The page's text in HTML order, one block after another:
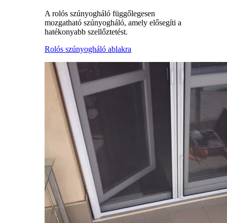
A rolós szúnyogháló függőlegesen
mozgatható szúnyogháló, amely elősegíti a
hatékonyabb szellőztetést.
Rolós szúnyogháló ablakra